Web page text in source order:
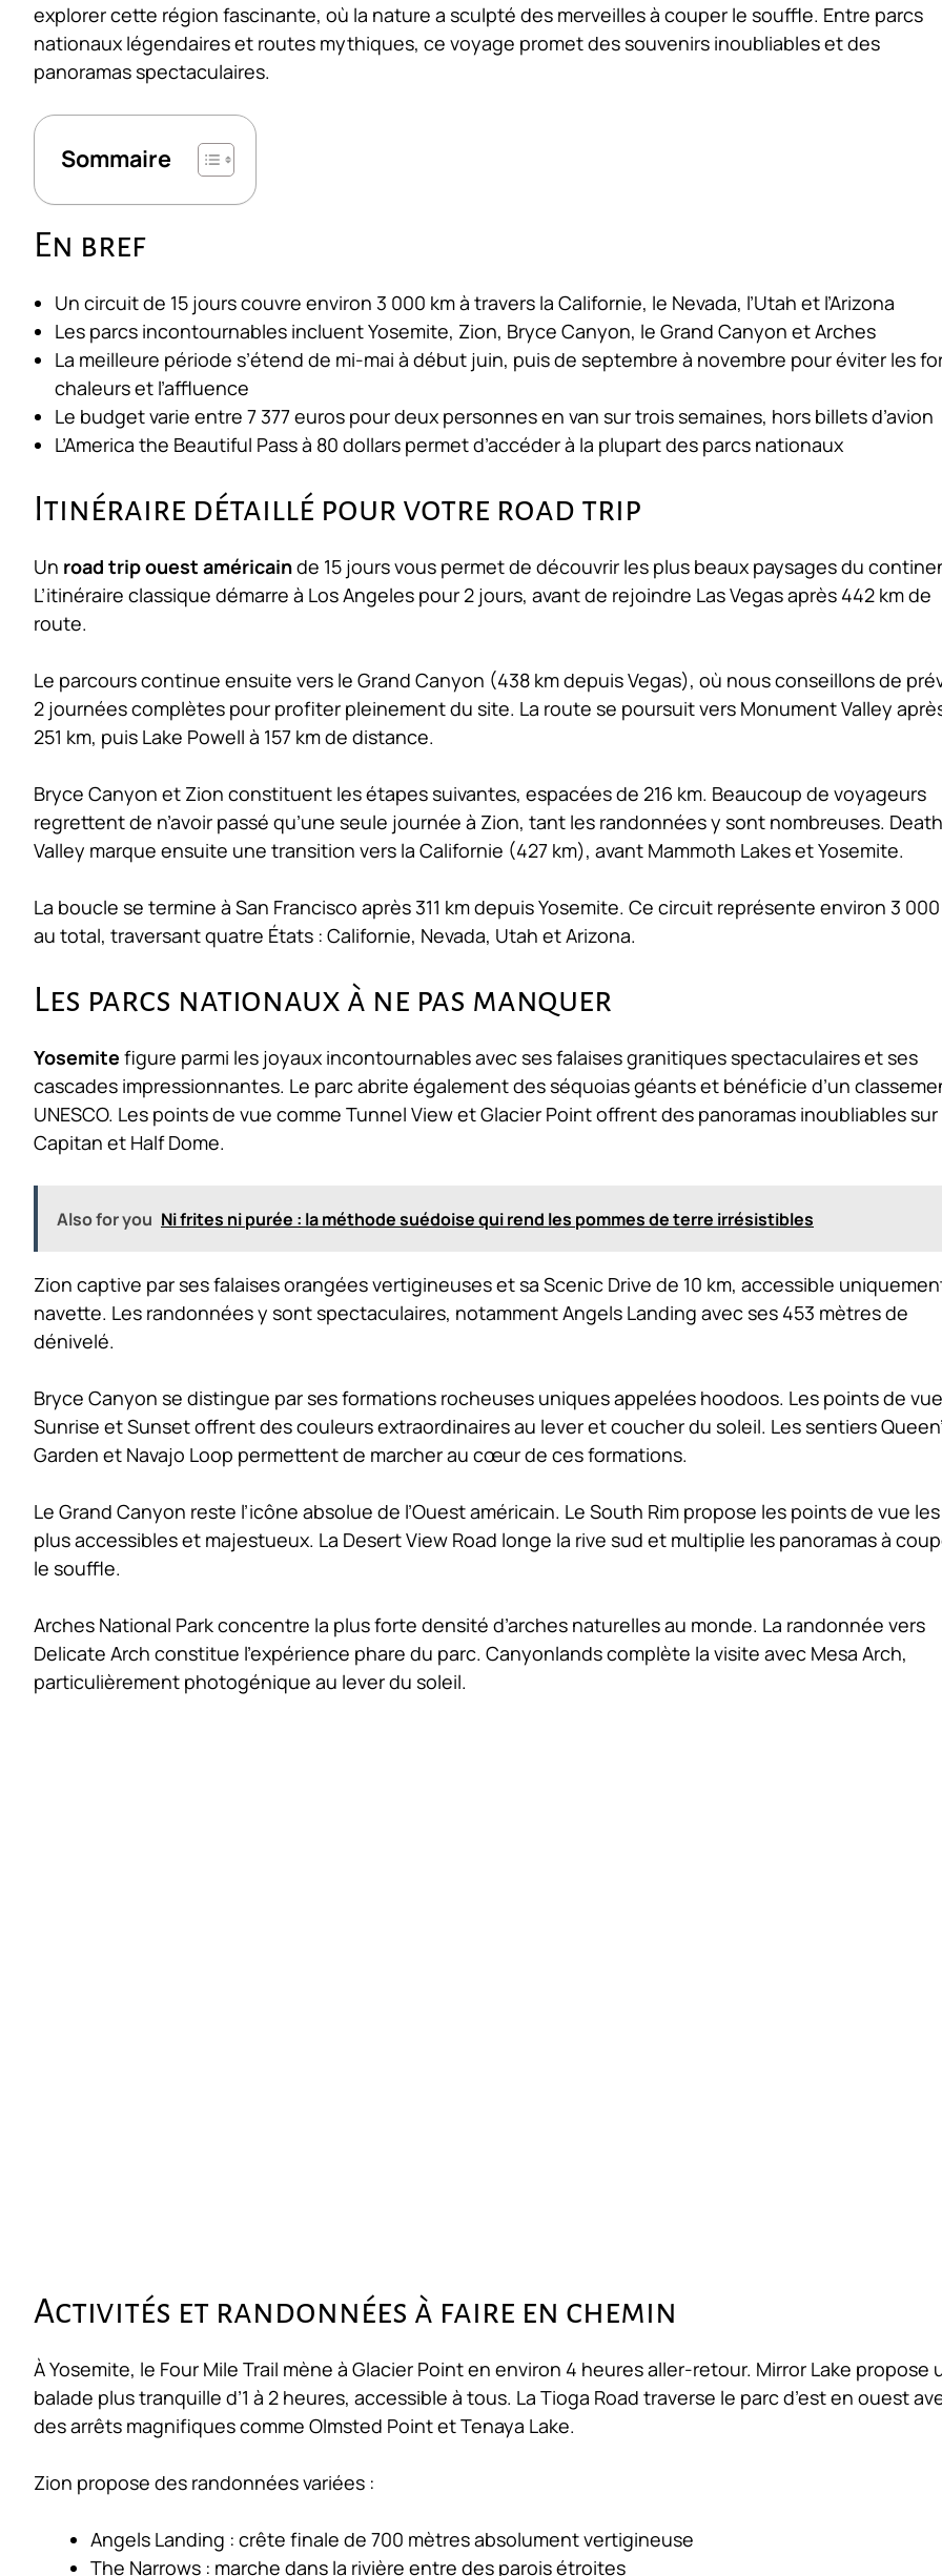
explorer cette région fascinante, où la nature a sculpté des merveilles à couper le souffle. Entre parcs
nationaux légendaires et routes mythiques, ce voyage promet des souvenirs inoubliables et des
panoramas spectaculaires.
Sommaire
En bref
Un circuit de 15 jours couvre environ 3 000 km à travers la Californie, le Nevada, l’Utah et l’Arizona
Les parcs incontournables incluent Yosemite, Zion, Bryce Canyon, le Grand Canyon et Arches
La meilleure période s’étend de mi-mai à début juin, puis de septembre à novembre pour éviter les
chaleurs et l’affluence
Le budget varie entre 7 377 euros pour deux personnes en van sur trois semaines, hors billets d’avion
L’America the Beautiful Pass à 80 dollars permet d’accéder à la plupart des parcs nationaux
Itinéraire détaillé pour votre road trip
Un road trip ouest américainde 15 jours vous permet de découvrir les plus beaux paysages du
L’itinéraire classique démarre à Los Angeles pour 2 jours, avant de rejoindre Las Vegas après 442 km de
route.
Le parcours continue ensuite vers le Grand Canyon (438 km depuis Vegas), où nous conseillons de
2 journées complètes pour profiter pleinement du site. La route se poursuit vers Monument Valley
251 km, puis Lake Powell à 157 km de distance.
Bryce Canyon et Zion constituent les étapes suivantes, espacées de 216 km. Beaucoup de voyageurs
regrettent de n’avoir passé qu’une seule journée à Zion, tant les randonnées y sont nombreuses. Death
Valley marque ensuite une transition vers la Californie (427 km), avant Mammoth Lakes et Yosemite.
La boucle se termine à San Francisco après 311 km depuis Yosemite. Ce circuit représente environ 3
au total, traversant quatre États : Californie, Nevada, Utah et Arizona.
Les parcs nationaux à ne pas manquer
Yosemite figure parmi les joyaux incontournables avec ses falaises granitiques spectaculaires et ses
cascades impressionnantes. Le parc abrite également des séquoias géants et bénéficie d’un
UNESCO. Les points de vue comme Tunnel View et Glacier Point offrent des panoramas inoubliables sur
Capitan et Half Dome.
Also for you Ni frites ni purée : la méthode suédoise qui rend les pommes de terre irrésistibles
Zion captive par ses falaises orangées vertigineuses et sa Scenic Drive de 10 km, accessible
navette. Les randonnées y sont spectaculaires, notamment Angels Landing avec ses 453 mètres de
dénivelé.
Bryce Canyon se distingue par ses formations rocheuses uniques appelées hoodoos. Les points de vue
Sunrise et Sunset offrent des couleurs extraordinaires au lever et coucher du soleil. Les sentiers
Garden et Navajo Loop permettent de marcher au cœur de ces formations.
Le Grand Canyon reste l’icône absolue de l’Ouest américain. Le South Rim propose les points de vue les
plus accessibles et majestueux. La Desert View Road longe la rive sud et multiplie les panoramas à
le souffle.
Arches National Park concentre la plus forte densité d’arches naturelles au monde. La randonnée vers
Delicate Arch constitue l’expérience phare du parc. Canyonlands complète la visite avec Mesa Arch,
particulièrement photogénique au lever du soleil.
Activités et randonnées à faire en chemin
À Yosemite, le Four Mile Trail mène à Glacier Point en environ 4 heures aller-retour. Mirror Lake propose
balade plus tranquille d’1 à 2 heures, accessible à tous. La Tioga Road traverse le parc d’est en ouest
des arrêts magnifiques comme Olmsted Point et Tenaya Lake.
Zion propose des randonnées variées :
Angels Landing : crête finale de 700 mètres absolument vertigineuse
The Narrows : marche dans la rivière entre des parois étroites